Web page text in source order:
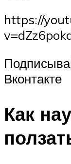
https://
Вконтакте
Как